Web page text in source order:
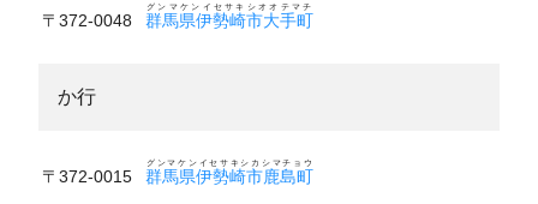
〒372-0048 群馬県伊勢崎市大手町
グンマケンイセサキシオオテマチ
か行
〒372-0015 群馬県伊勢崎市鹿島町
グンマケンイセサキシカシマチョウ